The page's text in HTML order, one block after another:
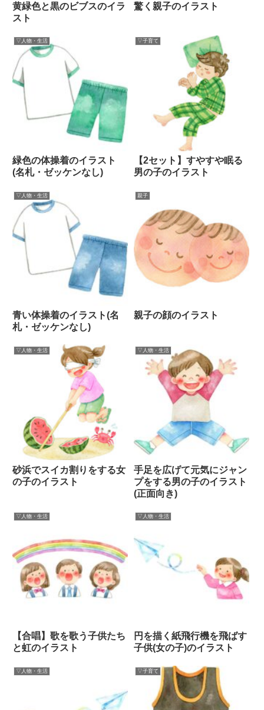
黄緑色と黒のビブスのイラ
スト
驚く親子のイラスト
▽人物・生活
緑色の体操着のイラスト
(名札・ゼッケンなし)
▽子育て
【2セット】すやすや眠る
男の子のイラスト
▽人物・生活
青い体操着のイラスト(名
札・ゼッケンなし)
親子
親子の顔のイラスト
▽人物・生活
砂浜でスイカ割りをする女
の子のイラスト
▽人物・生活
手足を広げて元気にジャン
プをする男の子のイラスト
(正面向き)
▽人物・生活
【合唱】歌を歌う子供たち
と虹のイラスト
▽人物・生活
円を描く紙飛行機を飛ばす
子供(女の子)のイラスト
▽人物・生活 ▽子育て